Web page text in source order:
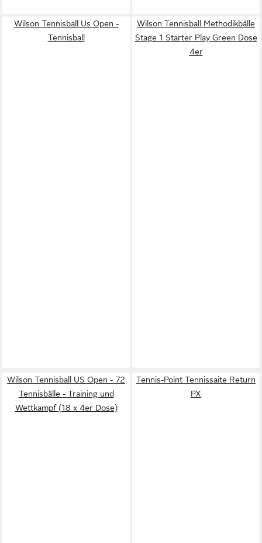
Wilson Tennisball Us Open -
Tennisball
Wilson Tennisball Methodikbälle
Stage 1 Starter Play Green Dose
4er
Wilson Tennisball US Open - 72
Tennisbälle - Training und
Wettkampf (18 x 4er Dose)
Tennis-Point Tennissaite Return
PX